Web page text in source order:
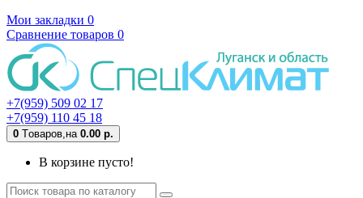
Мои закладки 0
Сравнение товаров 0
+7(959) 509 02 17
+7(959) 110 45 18
0 Tоваров,на 0.00 р.
В корзине пусто!